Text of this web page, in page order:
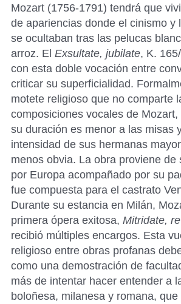
Mozart (1756-1791) tendrá que
de apariencias donde el cinismo y
se ocultaban tras las pelucas
arroz. El Exsultate, jubilate, K.
con esta doble vocación entre
criticar su superficialidad.
motete religioso que no comparte
composiciones vocales de
su duración es menor a las misas
intensidad de sus hermanas
menos obvia. La obra proviene de
por Europa acompañado por su
fue compuesta para el castrato
Durante su estancia en Milán,
primera ópera exitosa, Mitridate,
recibió múltiples encargos. Esta
religioso entre obras profanas
como una demostración de
más de intentar hacer entender a
boloñesa, milanesa y romana,